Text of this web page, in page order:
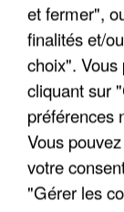
L’UN DES
MAFIA
et fermer",
finalités et/
choix". Vous
cliquant sur
préférences
Vous
votre
"Gérer les